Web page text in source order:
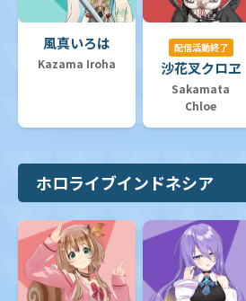
風真いろは
Kazama Iroha
配信活動終了
沙花叉クロヱ
Sakamata
Chloe
ホロライブインドネシア